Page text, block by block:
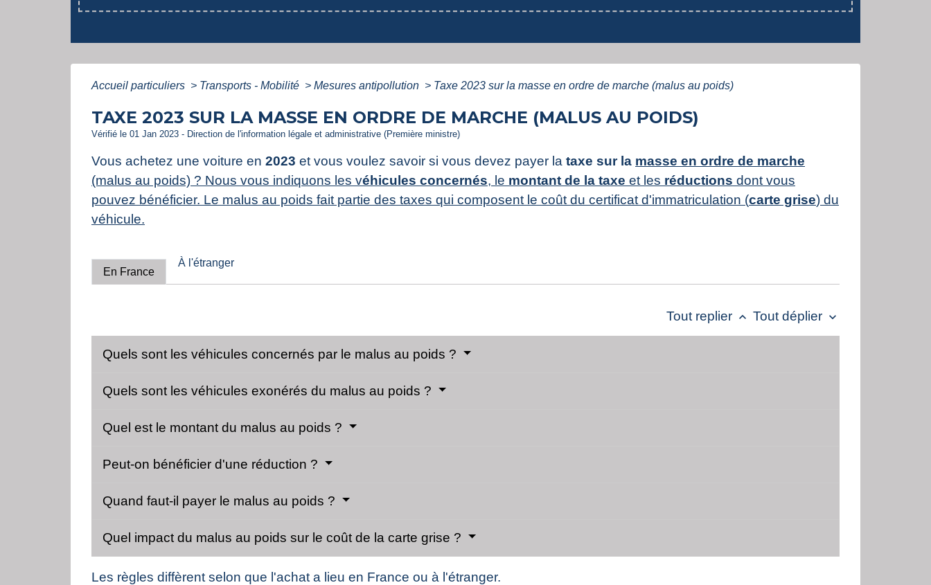
Accueil particuliers > Transports - Mobilité > Mesures antipollution > Taxe 2023 sur la masse en ordre de marche (malus au poids)
TAXE 2023 SUR LA MASSE EN ORDRE DE MARCHE (MALUS AU POIDS)
Vérifié le 01 Jan 2023 - Direction de l'information légale et administrative (Première ministre)
Vous achetez une voiture en 2023 et vous voulez savoir si vous devez payer la taxe sur la masse en ordre de marche
(malus au poids) ? Nous vous indiquons les véhicules concernés, le montant de la taxe et les réductions dont vous
pouvez bénéficier. Le malus au poids fait partie des taxes qui composent le coût du certificat d'immatriculation (carte grise) du
véhicule.
En France
À l'étranger
Tout replier keyboard_arrow_up Tout déplier keyboard_arrow_down
Quels sont les véhicules concernés par le malus au poids ?
Quels sont les véhicules exonérés du malus au poids ?
Quel est le montant du malus au poids ?
Peut-on bénéficier d'une réduction ?
Quand faut-il payer le malus au poids ?
Quel impact du malus au poids sur le coût de la carte grise ?
Les règles diffèrent selon que l'achat a lieu en France ou à l'étranger.